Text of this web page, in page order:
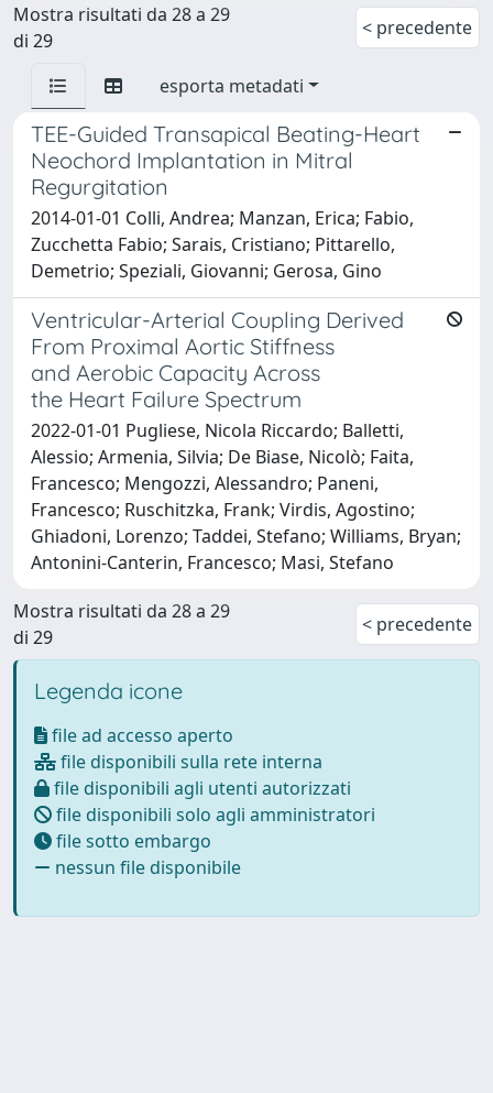
Mostra risultati da 28 a 29
di 29
< precedente
esporta metadati
TEE-Guided Transapical Beating-Heart
Neochord Implantation in Mitral
Regurgitation
2014-01-01 Colli, Andrea; Manzan, Erica; Fabio,
Zucchetta Fabio; Sarais, Cristiano; Pittarello,
Demetrio; Speziali, Giovanni; Gerosa, Gino
Ventricular-Arterial Coupling Derived
From Proximal Aortic Stiffness
and Aerobic Capacity Across
the Heart Failure Spectrum
2022-01-01 Pugliese, Nicola Riccardo; Balletti,
Alessio; Armenia, Silvia; De Biase, Nicolò; Faita,
Francesco; Mengozzi, Alessandro; Paneni,
Francesco; Ruschitzka, Frank; Virdis, Agostino;
Ghiadoni, Lorenzo; Taddei, Stefano; Williams, Bryan;
Antonini-Canterin, Francesco; Masi, Stefano
Mostra risultati da 28 a 29
di 29
< precedente
Legenda icone
file ad accesso aperto
file disponibili sulla rete interna
file disponibili agli utenti autorizzati
file disponibili solo agli amministratori
file sotto embargo
nessun file disponibile